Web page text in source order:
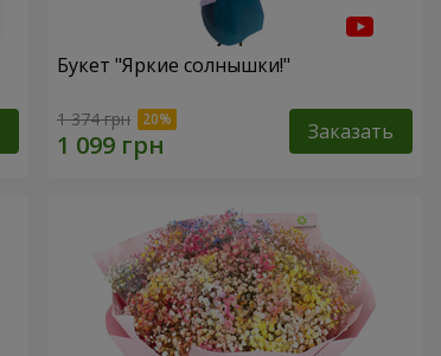
Букет "Яркие солнышки!"
1 374 грн Заказать